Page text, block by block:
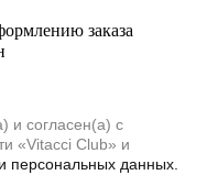
заказа
и согласен(а) с
«Vitacci Club» и
персональных данных.